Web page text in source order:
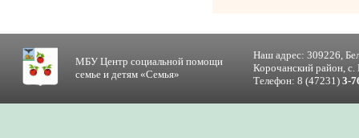
МБУ Центр социальной помощи
семье и детям «Семья»
Наш адрес: 309226,
Корочанский район,
Телефон: 8 (47231) 3-